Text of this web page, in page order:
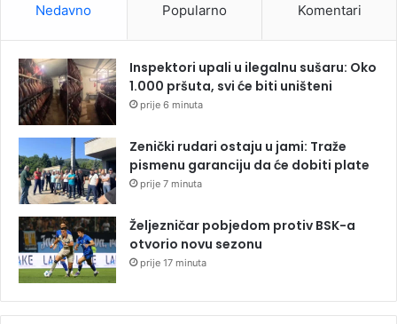
Nedavno Popularno Komentari
Inspektori upali u ilegalnu sušaru: Oko
1.000 pršuta, svi će biti uništeni
prije 6 minuta
Zenički rudari ostaju u jami: Traže
pismenu garanciju da će dobiti plate
prije 7 minuta
Željezničar pobjedom protiv BSK-a
otvorio novu sezonu
prije 17 minuta